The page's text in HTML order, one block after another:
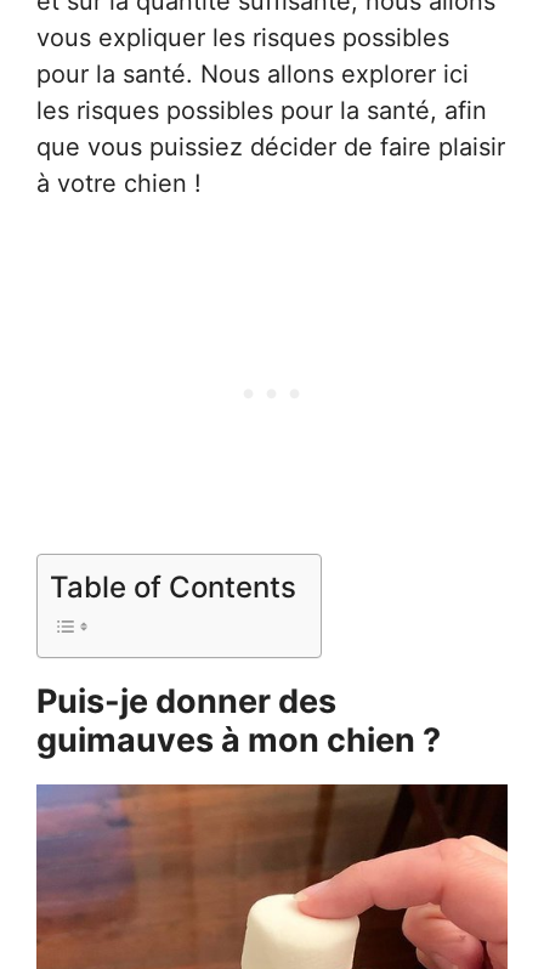
vous expliquer les risques possibles
pour la santé. Nous allons explorer ici
les risques possibles pour la santé, afin
que vous puissiez décider de faire plaisir
à votre chien !
Table of Contents
Puis-je donner des
guimauves à mon chien ?